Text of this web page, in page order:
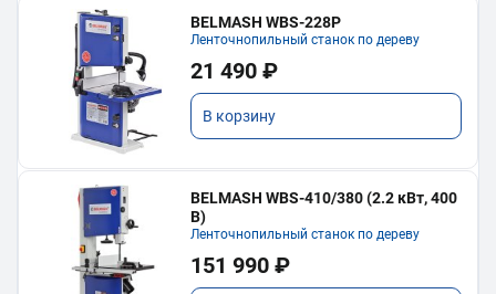
BELMASH WBS-228P
Ленточнопильный станок по дереву
21 490 ₽
В корзину
BELMASH WBS-410/380 (2.2 кВт, 400
В)
Ленточнопильный станок по дереву
151 990 ₽